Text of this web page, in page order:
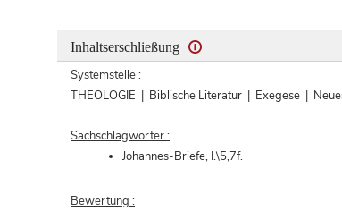
Inhaltserschließung
Systemstelle :
THEOLOGIE | Biblische Literatur | Exegese |
Sachschlagwörter :
Johannes-Briefe, I.\5,7f.
Bewertung :